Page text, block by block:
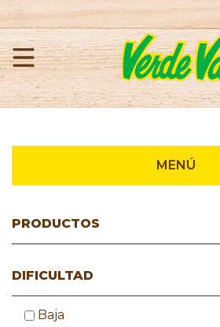
MENÚ
PRODUCTOS
DIFICULTAD
Baja